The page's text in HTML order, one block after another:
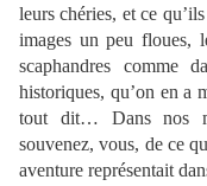
leurs chéries, et ce
images un peu floues,
scaphandres comme
historiques, qu’on en a
tout dit… Dans nos
souvenez, vous, de ce
aventure représentait